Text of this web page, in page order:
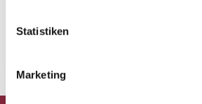
Statistiken
Marketing